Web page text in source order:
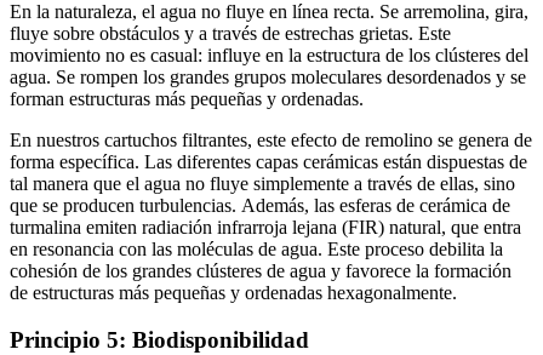
En la naturaleza, el agua no fluye en línea recta. Se arremolina, gira,
fluye sobre obstáculos y a través de estrechas grietas. Este
movimiento no es casual: influye en la estructura de los clústeres del
agua. Se rompen los grandes grupos moleculares desordenados y se
forman estructuras más pequeñas y ordenadas.
En nuestros cartuchos filtrantes, este efecto de remolino se genera de
forma específica. Las diferentes capas cerámicas están dispuestas de
tal manera que el agua no fluye simplemente a través de ellas, sino
que se producen turbulencias. Además, las esferas de cerámica de
turmalina emiten radiación infrarroja lejana (FIR) natural, que entra
en resonancia con las moléculas de agua. Este proceso debilita la
cohesión de los grandes clústeres de agua y favorece la formación
de estructuras más pequeñas y ordenadas hexagonalmente.
Principio 5: Biodisponibilidad